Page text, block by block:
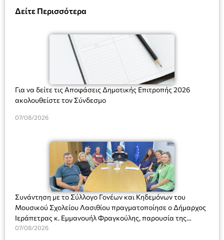
Δείτε Περισσότερα
Για να δείτε τις Αποφάσεις Δημοτικής Επιτροπής 2026
ακολουθείστε τον Σύνδεσμο
07/08/2026
Συνάντηση με το Σύλλογο Γονέων και Κηδεμόνων του
Μουσικού Σχολείου Λασιθίου πραγματοποίησε ο Δήμαρχος
Ιεράπετρας κ. Εμμανουήλ Φραγκούλης, παρουσία της
Διευθύντριας του σχολείου κας Μαριάννας Χαΐτα.
07/08/2026